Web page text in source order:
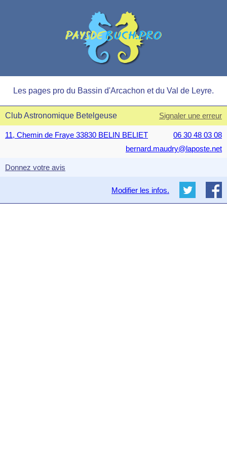
Les pages pro du Bassin d'Arcachon et du Val de Leyre.
Club Astronomique Betelgeuse Signaler une erreur
11, Chemin de Fraye 33830 BELIN BELIET
06 30 48 03 08
bernard.maudry@laposte.net
Donnez votre avis
Modifier les infos.